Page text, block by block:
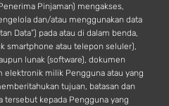
Pinjaman) mengakses,
dan/atau menggunakan data
Data”) pada atau di dalam benda,
smartphone atau telepon seluler),
lunak (software), dokumen
elektronik milik Pengguna atau yang
tujuan, batasan dan
tersebut kepada Pengguna yang